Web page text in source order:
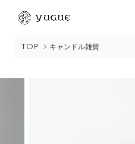
TOP キャンドル雑貨